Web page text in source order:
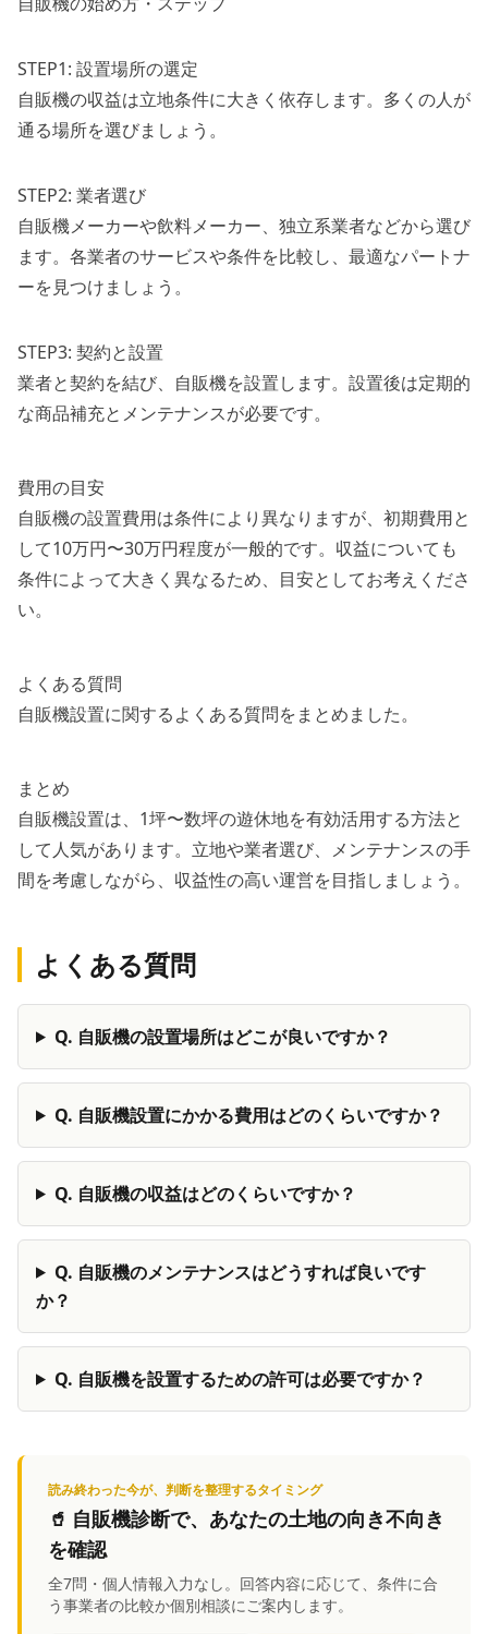
STEP1: 設置場所の選定
自販機の収益は立地条件に大きく依存します。多くの人が
通る場所を選びましょう。
STEP2: 業者選び
自販機メーカーや飲料メーカー、独立系業者などから選び
ます。各業者のサービスや条件を比較し、最適なパートナ
ーを見つけましょう。
STEP3: 契約と設置
業者と契約を結び、自販機を設置します。設置後は定期的
な商品補充とメンテナンスが必要です。
費用の目安
自販機の設置費用は条件により異なりますが、初期費用と
して10万円〜30万円程度が一般的です。収益についても
条件によって大きく異なるため、目安としてお考えくださ
い。
よくある質問
自販機設置に関するよくある質問をまとめました。
まとめ
自販機設置は、1坪〜数坪の遊休地を有効活用する方法と
して人気があります。立地や業者選び、メンテナンスの手
間を考慮しながら、収益性の高い運営を目指しましょう。
よくある質問
Q. 自販機の設置場所はどこが良いですか？
Q. 自販機設置にかかる費用はどのくらいですか？
Q. 自販機の収益はどのくらいですか？
Q. 自販機のメンテナンスはどうすれば良いです
か？
Q. 自販機を設置するための許可は必要ですか？
読み終わった今が、判断を整理するタイミング
🥤 自販機診断で、あなたの土地の向き不向き
を確認
全7問・個人情報入力なし。回答内容に応じて、条件に合
う事業者の比較か個別相談にご案内します。